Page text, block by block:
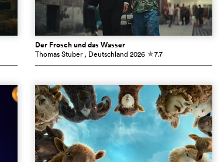
Der Frosch und das Wasser
Thomas Stuber , Deutschland 2026 c7.7